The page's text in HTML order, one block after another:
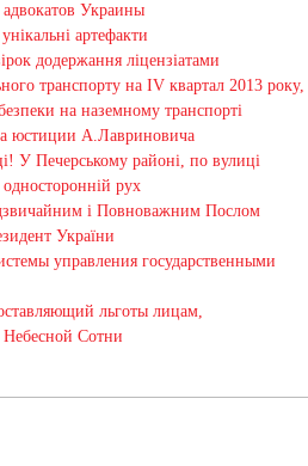
Украины
артефакти
додержання ліцензіатами
транспорту на IV квартал 2013 року,
на наземному транспорті
юстиции А.Лавриновича
У Печерському районі, по вулиці
рух
і Повноважним Послом
України
управления государственными
льготы лицам,
Сотни